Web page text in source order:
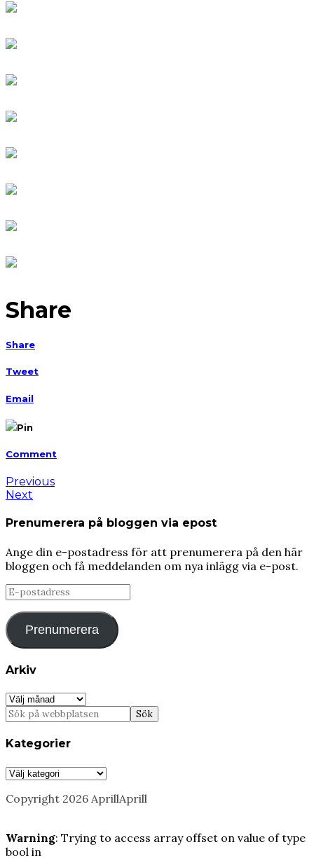
Share
Share
Tweet
Email
Pin
Comment
Previous
Next
Prenumerera på bloggen via epost
Ange din e-postadress för att prenumerera på den här
bloggen och få meddelanden om nya inlägg via e-post.
E-
postadress
Prenumerera
Arkiv
Arkiv
Kategorier
Kategorier
Copyright 2026 AprillAprill
Warning: Trying to access array offset on value of type
bool in